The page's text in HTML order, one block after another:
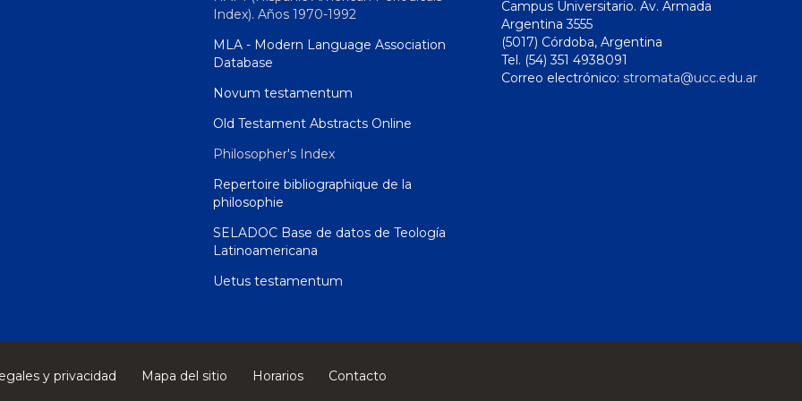
Index). Años 1970-1992
MLA - Modern Language Association
Database
Novum testamentum
Old Testament Abstracts Online
Philosopher's Index
Repertoire bibliographique de la
philosophie
SELADOC Base de datos de Teología
Latinoamericana
Uetus testamentum
Campus Universitario. Av. Armada
Argentina 3555
(5017) Córdoba, Argentina
Tel. (54) 351 4938091
Correo electrónico: stromata@ucc.edu.ar
y privacidad Mapa del sitio Horarios
Contacto